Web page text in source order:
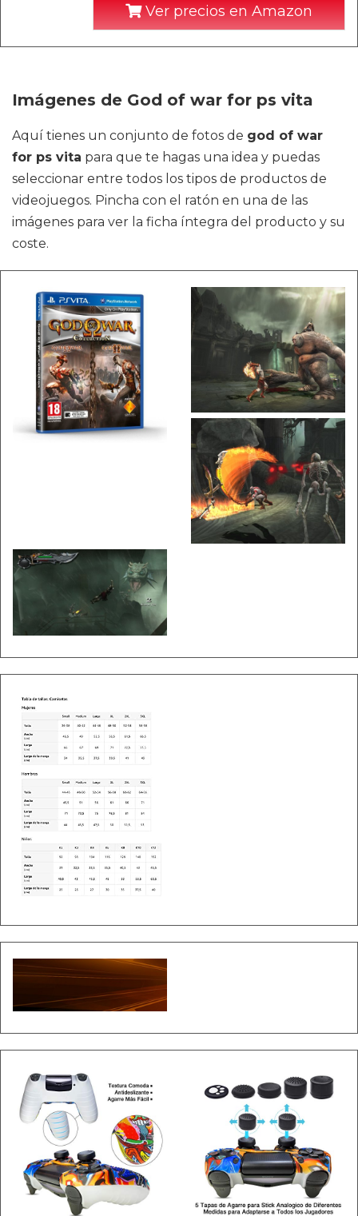
Ver precios en Amazon
Imágenes de God of war for ps vita
Aquí tienes un conjunto de fotos de god of war
for ps vita para que te hagas una idea y puedas
seleccionar entre todos los tipos de productos de
videojuegos. Pincha con el ratón en una de las
imágenes para ver la ficha íntegra del producto y su
coste.